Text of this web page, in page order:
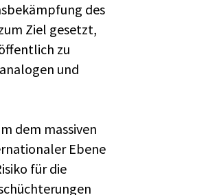
des
Ziel gesetzt,
zu
und
dem massiven
Ebene
für die